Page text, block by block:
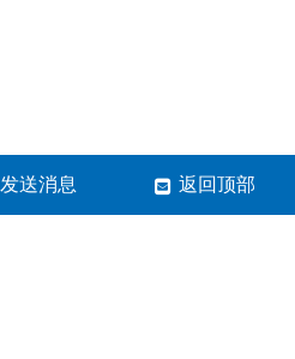
发送消息 返回顶部